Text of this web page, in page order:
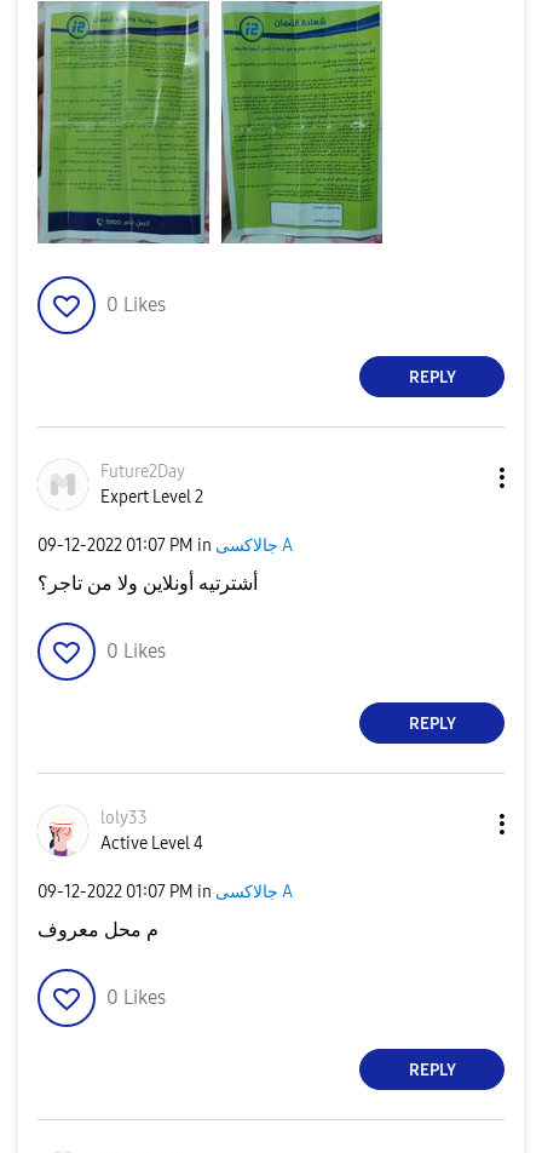
0 Likes
REPLY
Future2Day
Expert Level 2
‎09-12-2022 01:07 PM in جالاكسى A
أشترتيه أونلاين ولا من تاجر؟
0 Likes
REPLY
loly33
Active Level 4
‎09-12-2022 01:07 PM in جالاكسى A
م محل معروف
0 Likes
REPLY